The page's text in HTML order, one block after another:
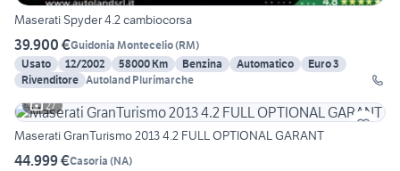
Maserati Spyder 4.2 cambiocorsa
39.900 €Guidonia Montecelio(RM)
Usato
12/2002 58000 Km Benzina Automatico
Euro 3
Rivenditore Autoland Plurimarche
27
Maserati GranTurismo 2013 4.2 FULL OPTIONAL GARANT
44.999 €Casoria (NA)